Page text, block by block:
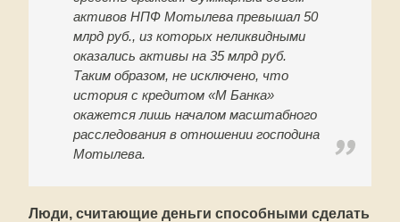
активов НПФ Мотылева превышал 50
млрд руб., из которых неликвидными
оказались активы на 35 млрд руб.
Таким образом, не исключено, что
история с кредитом «М Банка»
окажется лишь началом масштабного
расследования в отношении господина
Мотылева.
Люди, считающие деньги способными сделать